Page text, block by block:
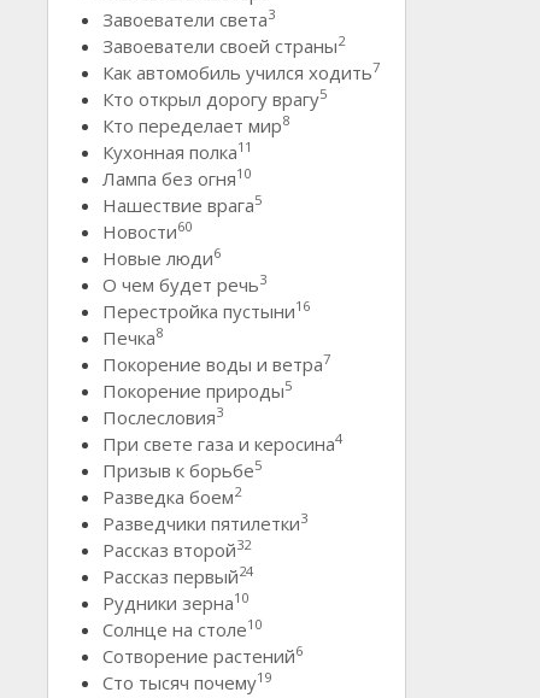
Завоеватели света3
Завоеватели своей страны2
Как автомобиль учился ходить7
Кто открыл дорогу врагу5
Кто переделает мир8
Кухонная полка11
Лампа без огня10
Нашествие врага5
Новости60
Новые люди6
О чем будет речь3
Перестройка пустыни16
Печка8
Покорение воды и ветра7
Покорение природы5
Послесловия3
При свете газа и керосина4
Призыв к борьбе5
Разведка боем2
Разведчики пятилетки3
Рассказ второй32
Рассказ первый24
Рудники зерна10
Солнце на столе10
Сотворение растений6
Сто тысяч почему19